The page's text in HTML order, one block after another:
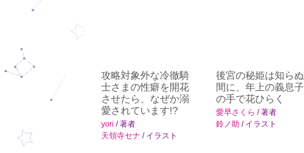
攻略対象外な冷徹騎
士さまの性癖を開花
させたら、なぜか溺
愛されています!?
yori / 著者
天領寺セナ / イラスト
後宮の秘姫は知らぬ
間に、年上の義息子
の手で花ひらく
愛早さくら / 著者
鈴ノ助 / イラスト